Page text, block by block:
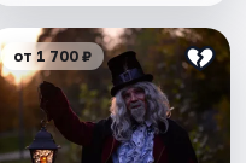
от 1 700 ₽